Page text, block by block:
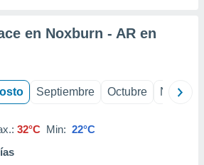
en Noxburn - AR en
Septiembre Octubre
32°C Min: 22°C